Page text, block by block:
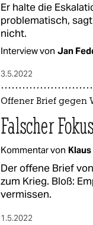
Er halte die
problematisch,
nicht.
Interview von Jan
3.5.2022
Offener Brief gegen
Falscher Fokus
Kommentar von
Der offene Brief
zum Krieg. Bloß:
vermissen.
1.5.2022